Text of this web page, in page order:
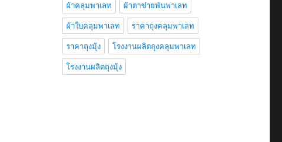
ผ้าคลุมพาเลท ผ้าตาข่ายพันพาเลท
ผ้าใบคลุมพาเลท ราคาถุงคลุมพาเลท
ราคาถุงมุ้ง โรงงานผลิตถุงคลุมพาเลท
โรงงานผลิตถุงมุ้ง